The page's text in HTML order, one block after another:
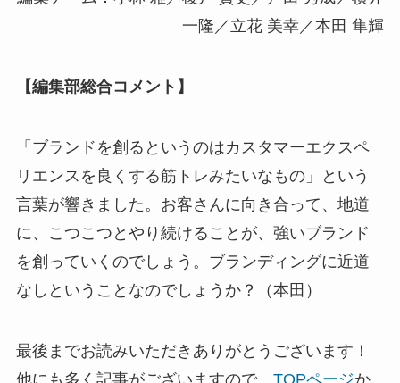
一隆／立花 美幸／本田 隼輝
【編集部総合コメント】
「ブランドを創るというのはカスタマーエクスペ
リエンスを良くする筋トレみたいなもの」という
言葉が響きました。お客さんに向き合って、地道
に、こつこつとやり続けることが、強いブランド
を創っていくのでしょう。ブランディングに近道
なしということなのでしょうか？（本田）
最後までお読みいただきありがとうございます！
他にも多く記事がございますので、 TOPページか